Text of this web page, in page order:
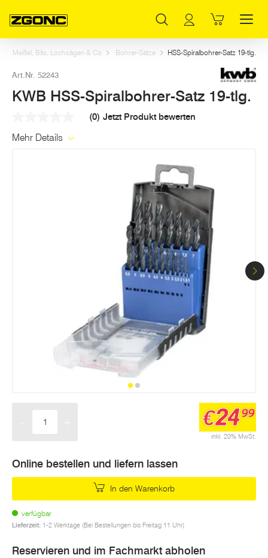
Meißel, Bits, Lochsägen & Co Bohrer-Sätze HSS-Spiralbohrer-Satz 19-tlg.
Art.Nr. 52243
KWB HSS-Spiralbohrer-Satz 19-tlg.
Link
(0) Jetzt Produkt bewerten
Mehr Details
inkl. 20% MwSt.
€2499
Online bestellen und liefern lassen
In den Warenkorb
verfügbar
Lieferzeit: 1-2 Werktage (Bei Bestellungen bis Freitag 11 Uhr)
Reservieren und im Fachmarkt abholen